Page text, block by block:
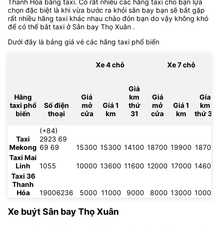
Thanh Hóa bằng taxi. Có rất nhiều các hãng taxi cho bạn lựa
chọn đặc biệt là khi vừa bước ra khỏi sân bay bạn sẽ bắt gặp
rất nhiều hãng taxi khác nhau chào đón bạn do vậy không khó
để có thể bắt taxi ở Sân bay Thọ Xuân .
Dưới đây là bảng giá vé các hãng taxi phổ biến
Hãng
taxi phổ
biến
Số điện
thoại
Xe 4 chỗ Xe 7 chỗ
Giá
mở
cửa
Giá 1
km
Giá
km
thứ
31
Giá
mở
cửa
Giá 1
km
Gía
km
thứ 31
Taxi
Mekong
(+84)
2923 69
69 69
15300 15300 14100 18700 19900 18700
Taxi Mai
Linh
1055 10000 13600 11600 12000 17000 14600
Taxi 36
Thanh
Hóa
19006236 5000 11000 9000 8000 13000 10000
Xe buýt Sân bay Thọ Xuân